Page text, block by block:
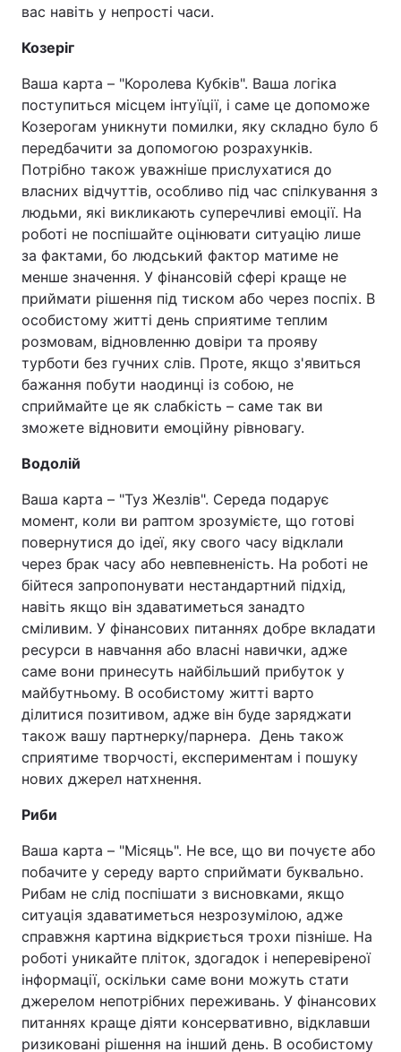
вас навіть у непрості часи.
Козеріг
Ваша карта – "Королева Кубків". Ваша логіка
поступиться місцем інтуїції, і саме це допоможе
Козерогам уникнути помилки, яку складно було б
передбачити за допомогою розрахунків.
Потрібно також уважніше прислухатися до
власних відчуттів, особливо під час спілкування з
людьми, які викликають суперечливі емоції. На
роботі не поспішайте оцінювати ситуацію лише
за фактами, бо людський фактор матиме не
менше значення. У фінансовій сфері краще не
приймати рішення під тиском або через поспіх. В
особистому житті день сприятиме теплим
розмовам, відновленню довіри та прояву
турботи без гучних слів. Проте, якщо з'явиться
бажання побути наодинці із собою, не
сприймайте це як слабкість – саме так ви
зможете відновити емоційну рівновагу.
Водолій
Ваша карта – "Туз Жезлів". Середа подарує
момент, коли ви раптом зрозумієте, що готові
повернутися до ідеї, яку свого часу відклали
через брак часу або невпевненість. На роботі не
бійтеся запропонувати нестандартний підхід,
навіть якщо він здаватиметься занадто
сміливим. У фінансових питаннях добре вкладати
ресурси в навчання або власні навички, адже
саме вони принесуть найбільший прибуток у
майбутньому. В особистому житті варто
ділитися позитивом, адже він буде заряджати
також вашу партнерку/парнера. День також
сприятиме творчості, експериментам і пошуку
нових джерел натхнення.
Риби
Ваша карта – "Місяць". Не все, що ви почуєте або
побачите у середу варто сприймати буквально.
Рибам не слід поспішати з висновками, якщо
ситуація здаватиметься незрозумілою, адже
справжня картина відкриється трохи пізніше. На
роботі уникайте пліток, здогадок і неперевіреної
інформації, оскільки саме вони можуть стати
джерелом непотрібних переживань. У фінансових
питаннях краще діяти консервативно, відклавши
ризиковані рішення на інший день. В особистому